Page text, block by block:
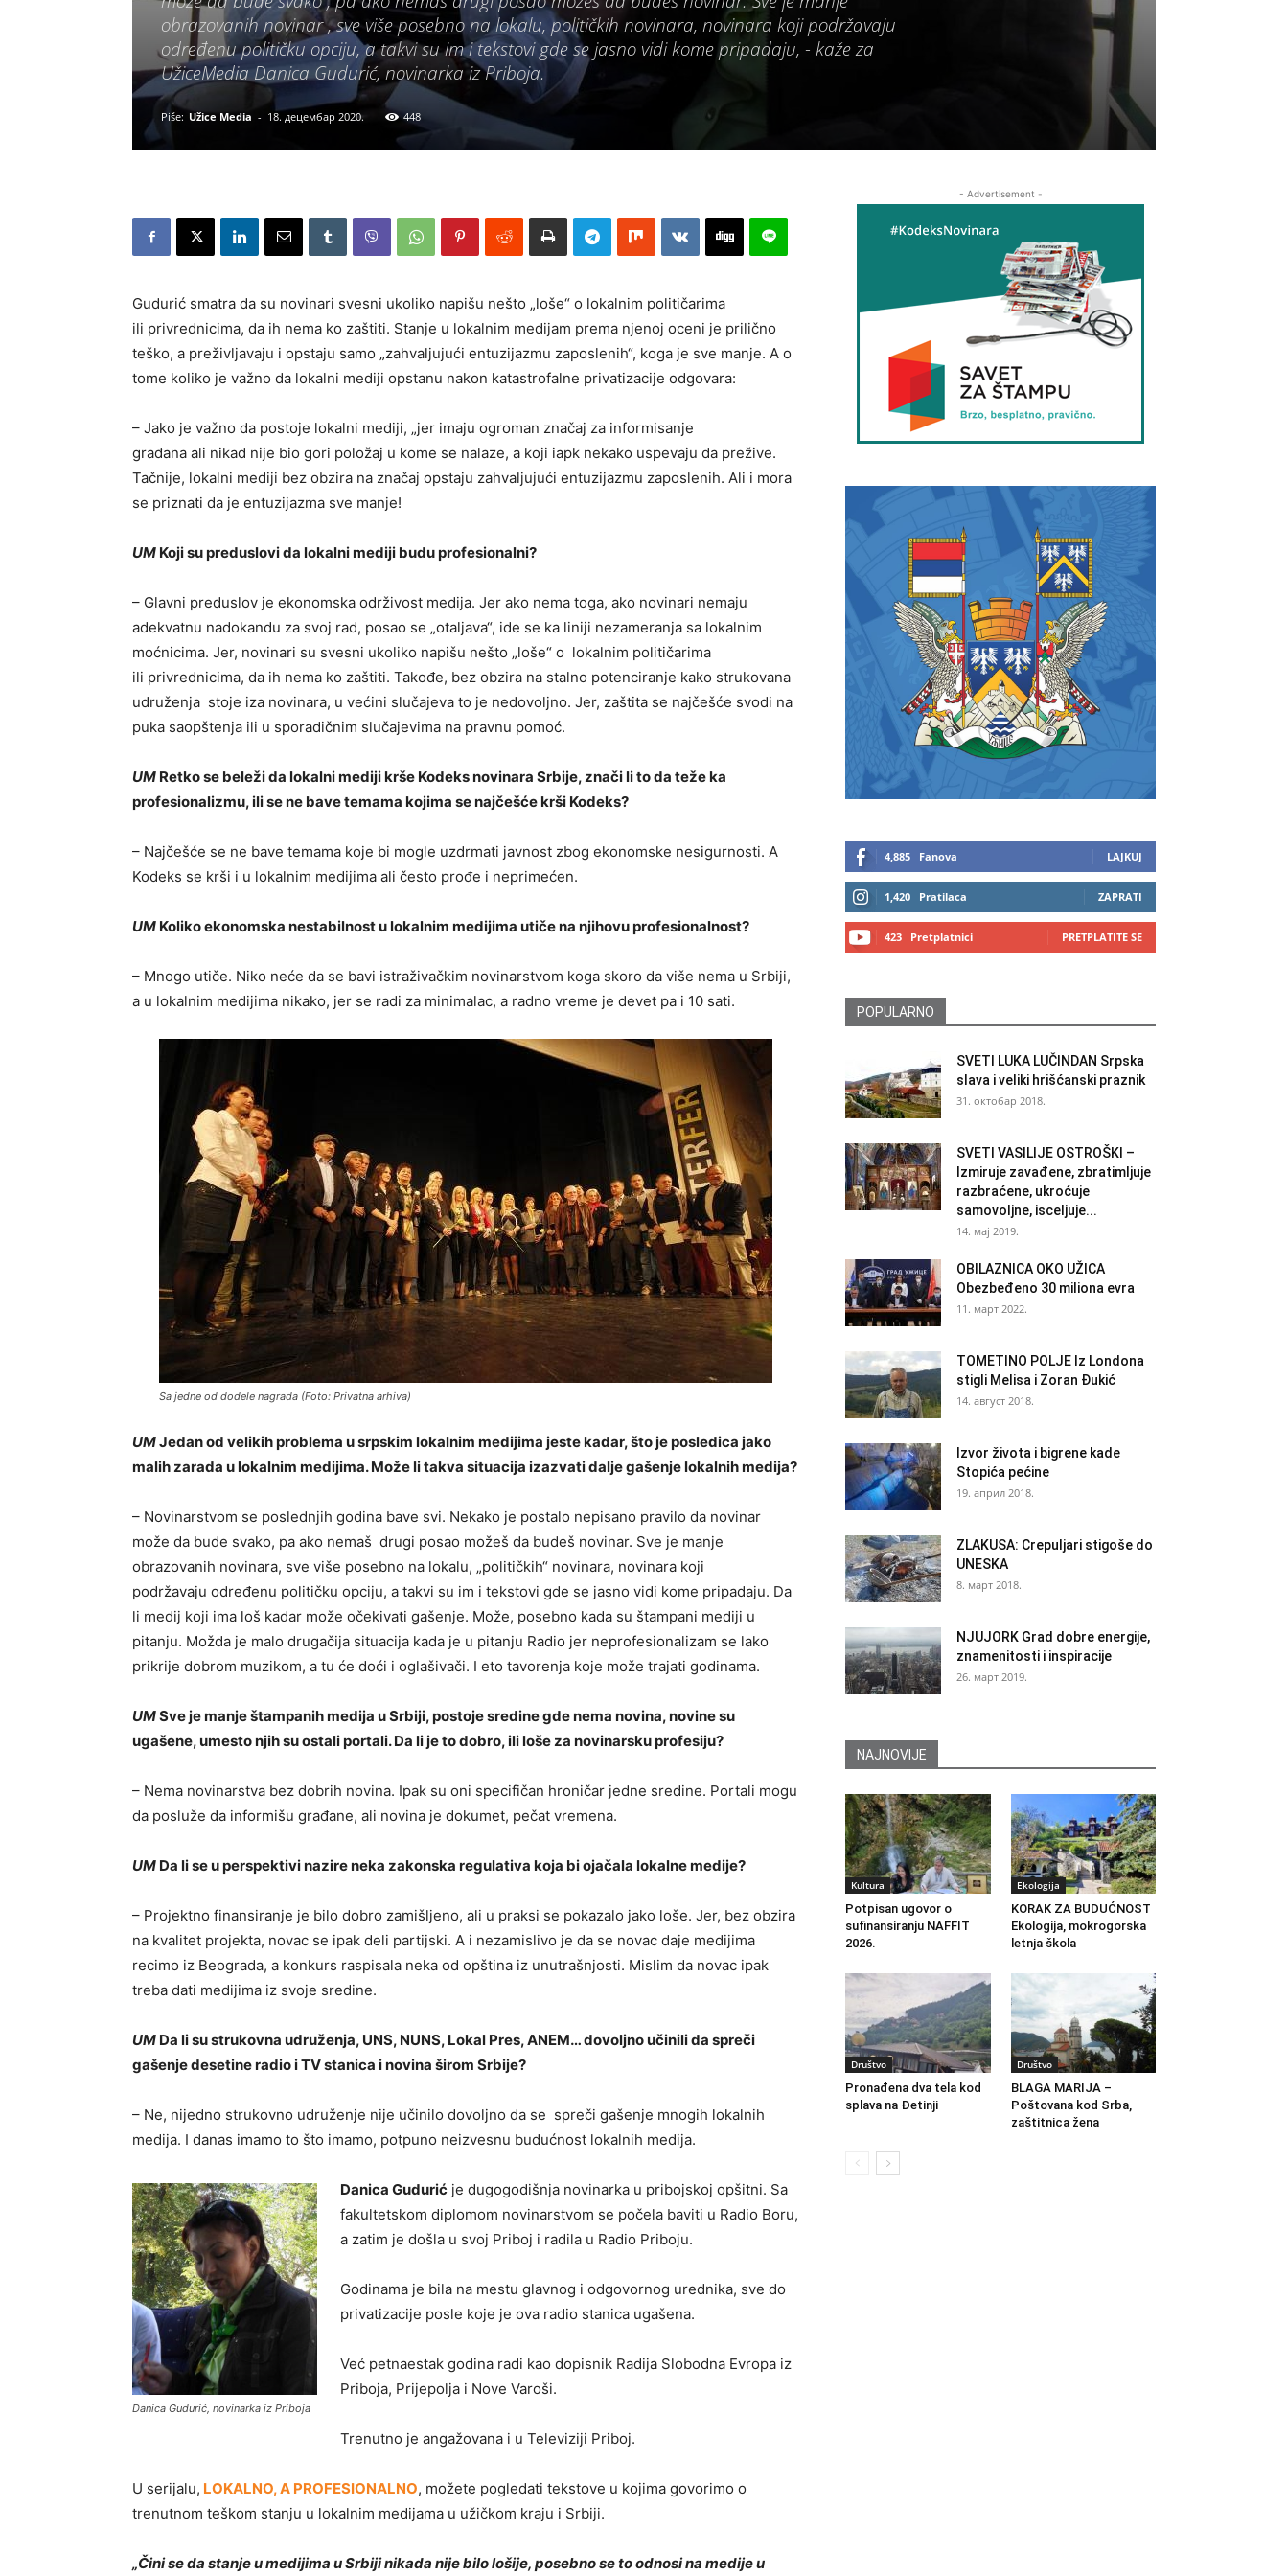
obrazovanih novinar , sve više posebno na lokalu, političkih novinara, novinara koji podržavaju
određenu političku opciju, a takvi su im i tekstovi gde se jasno vidi kome pripadaju, - kaže za
UžiceMedia Danica Gudurić, novinarka iz Priboja.
Piše: Užice Media - 18. децембар 2020. 448
Gudurić smatra da su novinari svesni ukoliko napišu nešto „loše“ o lokalnim političarima
ili privrednicima, da ih nema ko zaštiti. Stanje u lokalnim medijam prema njenoj oceni je prilično
teško, a preživljavaju i opstaju samo „zahvaljujući entuzijazmu zaposlenih“, koga je sve manje. A o
tome koliko je važno da lokalni mediji opstanu nakon katastrofalne privatizacije odgovara:
– Jako je važno da postoje lokalni mediji, „jer imaju ogroman značaj za informisanje
građana ali nikad nije bio gori položaj u kome se nalaze, a koji iapk nekako uspevaju da prežive.
Tačnije, lokalni mediji bez obzira na značaj opstaju zahvaljujući entuzijazmu zaposlenih. Ali i mora
se priznati da je entuzijazma sve manje!
UM Koji su preduslovi da lokalni mediji budu profesionalni?
– Glavni preduslov je ekonomska održivost medija. Jer ako nema toga, ako novinari nemaju
adekvatnu nadokandu za svoj rad, posao se „otaljava“, ide se ka liniji nezameranja sa lokalnim
moćnicima. Jer, novinari su svesni ukoliko napišu nešto „loše“ o lokalnim političarima
ili privrednicima, da ih nema ko zaštiti. Takođe, bez obzira na stalno potenciranje kako strukovana
udruženja stoje iza novinara, u većini slučajeva to je nedovoljno. Jer, zaštita se najčešće svodi na
puka saopštenja ili u sporadičnim slučajevima na pravnu pomoć.
UM Retko se beleži da lokalni mediji krše Kodeks novinara Srbije, znači li to da teže ka
profesionalizmu, ili se ne bave temama kojima se najčešće krši Kodeks?
– Najčešće se ne bave temama koje bi mogle uzdrmati javnost zbog ekonomske nesigurnosti. A
Kodeks se krši i u lokalnim medijima ali često prođe i neprimećen.
UM Koliko ekonomska nestabilnost u lokalnim medijima utiče na njihovu profesionalnost?
– Mnogo utiče. Niko neće da se bavi istraživačkim novinarstvom koga skoro da više nema u Srbiji,
a u lokalnim medijima nikako, jer se radi za minimalac, a radno vreme je devet pa i 10 sati.
Sa jedne od dodele nagrada (Foto: Privatna arhiva)
UMJedan od velikih problema u srpskim lokalnim medijima jeste kadar, što je posledica jako
malih zarada u lokalnim medijima. Može li takva situacija izazvati dalje gašenje lokalnih medija?
– Novinarstvom se poslednjih godina bave svi. Nekako je postalo nepisano pravilo da novinar
može da bude svako, pa ako nemaš drugi posao možeš da budeš novinar. Sve je manje
obrazovanih novinara, sve više posebno na lokalu, „političkih“ novinara, novinara koji
podržavaju određenu političku opciju, a takvi su im i tekstovi gde se jasno vidi kome pripadaju. Da
li medij koji ima loš kadar može očekivati gašenje. Može, posebno kada su štampani mediji u
pitanju. Možda je malo drugačija situacija kada je u pitanju Radio jer neprofesionalizam se lako
prikrije dobrom muzikom, a tu će doći i oglašivači. I eto tavorenja koje može trajati godinama.
UMSve je manje štampanih medija u Srbiji, postoje sredine gde nema novina, novine su
ugašene, umesto njih su ostali portali. Da li je to dobro, ili loše za novinarsku profesiju?
– Nema novinarstva bez dobrih novina. Ipak su oni specifičan hroničar jedne sredine. Portali mogu
da posluže da informišu građane, ali novina je dokumet, pečat vremena.
UM Da li se u perspektivi nazire neka zakonska regulativa koja bi ojačala lokalne medije?
– Projektno finansiranje je bilo dobro zamišljeno, ali u praksi se pokazalo jako loše. Jer, bez obzira
na kvalitet projekta, novac se ipak deli partijski. A i nezamislivo je da se novac daje medijima
recimo iz Beograda, a konkurs raspisala neka od opština iz unutrašnjosti. Mislim da novac ipak
treba dati medijima iz svoje sredine.
UM Da li su strukovna udruženja, UNS, NUNS, Lokal Pres, ANEM… dovoljno učinili da spreči
gašenje desetine radio i TV stanica i novina širom Srbije?
– Ne, nijedno strukovno udruženje nije učinilo dovoljno da se spreči gašenje mnogih lokalnih
medija. I danas imamo to što imamo, potpuno neizvesnu budućnost lokalnih medija.
Danica Gudurić, novinarka iz Priboja
Danica Gudurić je dugogodišnja novinarka u pribojskoj opšitni. Sa
fakultetskom diplomom novinarstvom se počela baviti u Radio Boru,
a zatim je došla u svoj Priboj i radila u Radio Priboju.
Godinama je bila na mestu glavnog i odgovornog urednika, sve do
privatizacije posle koje je ova radio stanica ugašena.
Već petnaestak godina radi kao dopisnik Radija Slobodna Evropa iz
Priboja, Prijepolja i Nove Varoši.
Trenutno je angažovana i u Televiziji Priboj.
U serijalu, LOKALNO, A PROFESIONALNO, možete pogledati tekstove u kojima govorimo o
trenutnom teškom stanju u lokalnim medijama u užičkom kraju i Srbiji.
„Čini se da stanje u medijima u Srbiji nikada nije bilo lošije, posebno se to odnosi na medije u
- Advertisement -
4,885 Fanova LAJKUJ
1,420 Pratilaca ZAPRATI
423 Pretplatnici PRETPLATITE SE
POPULARNO
SVETI LUKA LUČINDAN Srpska
slava i veliki hrišćanski praznik
31. октобар 2018.
SVETI VASILIJE OSTROŠKI –
Izmiruje zavađene, zbratimljuje
razbraćene, ukroćuje
samovoljne, isceljuje...
14. мај 2019.
OBILAZNICA OKO UŽICA
Obezbeđeno 30 miliona evra
11. март 2022.
TOMETINO POLJE Iz Londona
stigli Melisa i Zoran Đukić
14. август 2018.
Izvor života i bigrene kade
Stopića pećine
19. април 2018.
ZLAKUSA: Crepuljari stigoše do
UNESKA
8. март 2018.
NJUJORK Grad dobre energije,
znamenitosti i inspiracije
26. март 2019.
NAJNOVIJE
Kultura
Potpisan ugovor o
sufinansiranju NAFFIT
2026.
Ekologija
KORAK ZA BUDUĆNOST
Ekologija, mokrogorska
letnja škola
Društvo
Pronađena dva tela kod
splava na Đetinji
Društvo
BLAGA MARIJA –
Poštovana kod Srba,
zaštitnica žena